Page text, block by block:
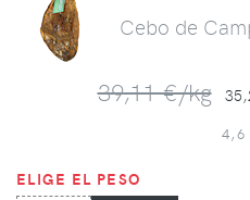
Cebo de
39,11 €/kg
4,6
ELIGE EL PESO